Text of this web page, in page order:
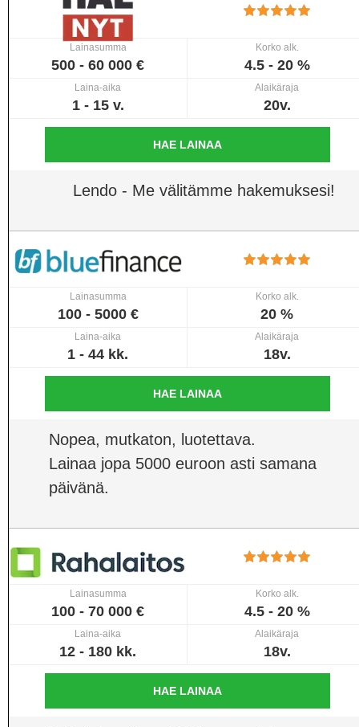
Lainasumma
500 - 60 000 €
Korko alk.
4.5 - 20 %
Laina-aika
1 - 15 v.
Alaikäraja
20v.
HAE LAINAA
Lendo - Me välitämme hakemuksesi!
Lainasumma
100 - 5000 €
Korko alk.
20 %
Laina-aika
1 - 44 kk.
Alaikäraja
18v.
HAE LAINAA
Nopea, mutkaton, luotettava.
Lainaa jopa 5000 euroon asti samana
päivänä.
Lainasumma
100 - 70 000 €
Korko alk.
4.5 - 20 %
Laina-aika
12 - 180 kk.
Alaikäraja
18v.
HAE LAINAA